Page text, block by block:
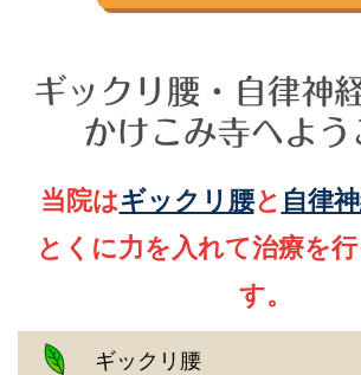
当院はギックリ腰と 自律
とくに力を入れて治療を
す。
ギックリ腰